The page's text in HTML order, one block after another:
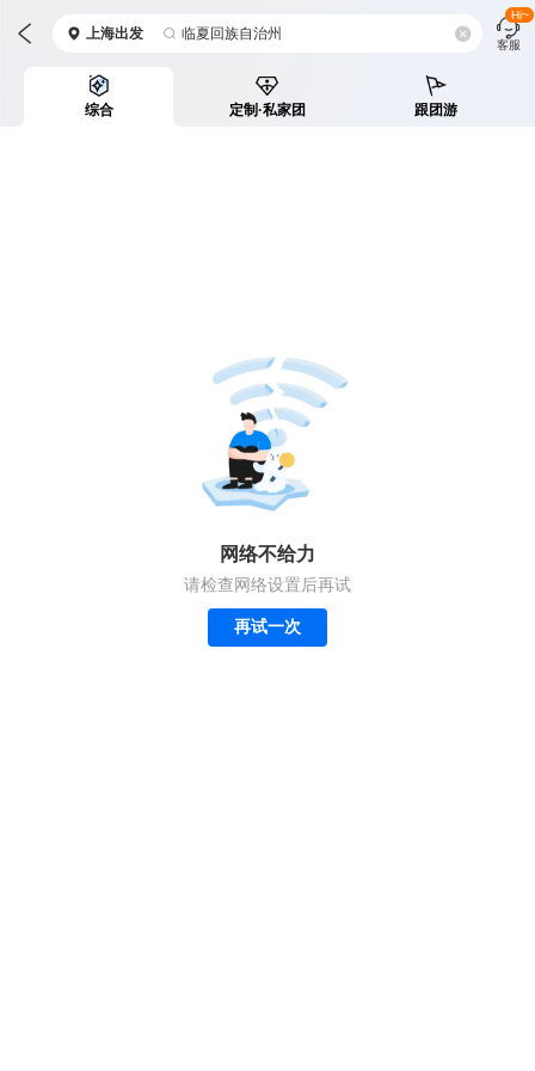
上海出发 临夏回族自治州
客服
Hi~
综合 定制·私家团 跟团游
网络不给力
请检查网络设置后再试
再试一次